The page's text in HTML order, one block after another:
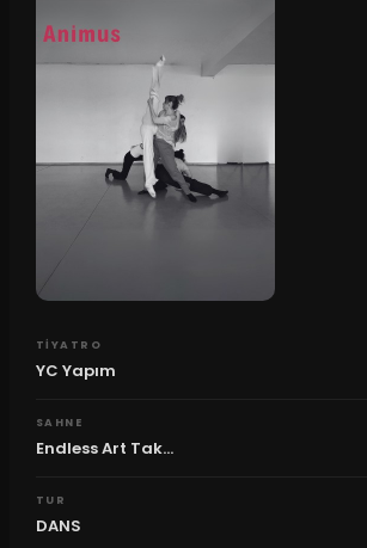
TIYATRO
YC Yapım
SAHNE
Endless Art Tak...
TUR
DANS